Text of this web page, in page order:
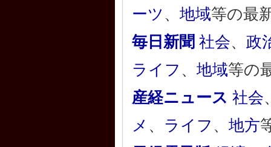
ーツ、 地域等の最
毎日新聞 社会、 政
ライフ 、 地域等の
産経ニュース 社会
メ 、 ライフ 、 地方